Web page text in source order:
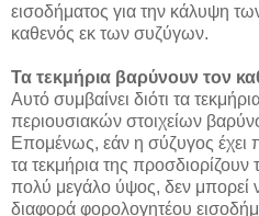
εισοδήματος για την κάλυψη
καθενός εκ των συζύγων.
Τα τεκμήρια βαρύνουν τον
Αυτό συμβαίνει διότι τα
περιουσιακών στοιχείων
Επομένως, εάν η σύζυγος έχει
τα τεκμήρια της
πολύ μεγάλο ύψος, δεν μπορεί
διαφορά φορολογητέου